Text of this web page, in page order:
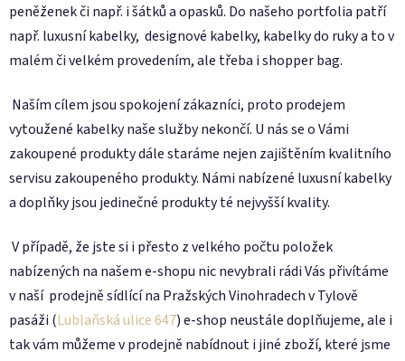
peněženek či např. i šátků a opasků. Do našeho portfolia patří
např. luxusní kabelky, designové kabelky, kabelky do ruky a to v
malém či velkém provedením, ale třeba i shopper bag.
Naším cílem jsou spokojení zákazníci, proto prodejem
vytoužené kabelky naše služby nekončí. U nás se o Vámi
zakoupené produkty dále staráme nejen zajištěním kvalitního
servisu zakoupeného produkty. Námi nabízené luxusní kabelky
a doplňky jsou jedinečné produkty té nejvyšší kvality.
V případě, že jste si i přesto z velkého počtu položek
nabízených na našem e-shopu nic nevybrali rádi Vás přivítáme
v naší prodejně sídlící na Pražských Vinohradech v Tylově
pasáži (Lublaňská ulice 647) e-shop neustále doplňujeme, ale i
tak vám můžeme v prodejně nabídnout i jiné zboží, které jsme